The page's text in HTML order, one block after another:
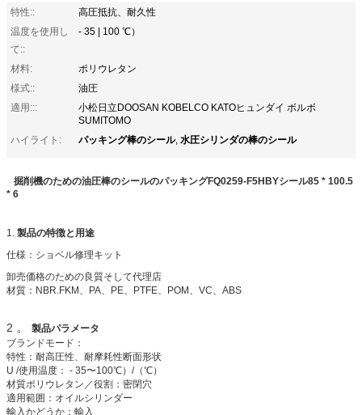
特性::
高圧抵抗、耐久性
温度を使用し
て::
- 35 | 100 ℃）
材料:
ポリウレタン
様式::
油圧
適用:::
小松日立DOOSAN KOBELCO KATOヒュンダイ ボルボ
SUMITOMO
ハイライト:
パッキング棒のシール, 水圧シリンダの棒のシール
掘削機のための油圧棒のシールのパッキングFQ0259-F5HBYシール85 * 100.5
* 6
1. 製品の特徴と用途
仕様：ショベル修理キット
卸売価格のための良質そして代理店
材質：NBR.FKM、PA、PE、PTFE、POM、VC、ABS
2 。 製品パラメータ
ブランドモード：
特性：耐高圧性、耐摩耗性断面形状
U /使用温度： - 35〜100℃）/（℃）
材質ポリウレタン／役割：密閉穴
適用範囲：オイルシリンダー
輸入かどうか：輸入